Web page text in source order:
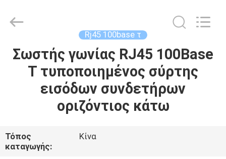
ΣΠΊΤΙ
ΠΡΟΪΌΝΤΑ
ΕΜΕΊΣ
Rights
Rj45 100base τ
Σωστής γωνίας RJ45 100Base
Τ τυποποιημένος σύρτης
εισόδων συνδετήρων
οριζόντιος κάτω
Τόπος
καταγωγής:
Κίνα